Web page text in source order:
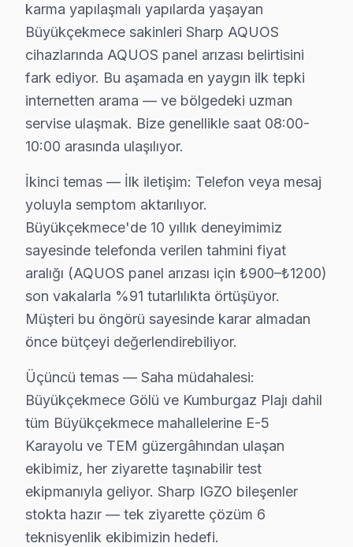
Sırtköy Mahallesi’nde yaşayanlar için Sharp panel
Türkoba'da Sharp TV Servisi
Türkoba Mahallesi’ndeki TV kullanıcıları, Sharp
Ulus'ta Sharp TV Servisi
Ulus Mahallesi’nde bu cihaz televizyon teknisyenleri
Yenimahalle'de Sharp TV Servisi
Yenimahalle Mahallesi'nde Sharp televizyon
Yeşilbağlar'da Sharp TV Servisi
Yeşilbağlar Mahallesi'nde Sharp set tamir hizmeti
Sharp Parça Temini ve Maliyet Gerçekleri
Büyükçekmece'de Sharp TV tamiri söz konusu
Anakart tamiri, model serisine göre değişiklik
Yazılım veya firmware güncellemeleri ise daha
Neden Fabrika Servis?
Herhangi bir Sharp arızasında önce telefon
Üstelik tüm onarımlarımızda 6 ay garanti sunuyoruz.
Büyükçekmece'de tecrübelerime dayanarak, bu
karma yapılaşmalı yapılarda yaşayan
Büyükçekmece sakinleri Sharp AQUOS
cihazlarında AQUOS panel arızası belirtisini
fark ediyor. Bu aşamada en yaygın ilk tepki
internetten arama — ve bölgedeki uzman
servise ulaşmak. Bize genellikle saat 08:00-
10:00 arasında ulaşılıyor.
İkinci temas — İlk iletişim: Telefon veya mesaj
yoluyla semptom aktarılıyor.
Büyükçekmece'de 10 yıllık deneyimimiz
sayesinde telefonda verilen tahmini fiyat
aralığı (AQUOS panel arızası için ₺900–₺1200)
son vakalarla %91 tutarlılıkta örtüşüyor.
Müşteri bu öngörü sayesinde karar almadan
önce bütçeyi değerlendirebiliyor.
Üçüncü temas — Saha müdahalesi:
Büyükçekmece Gölü ve Kumburgaz Plajı dahil
tüm Büyükçekmece mahallelerine E-5
Karayolu ve TEM güzergâhından ulaşan
ekibimiz, her ziyarette taşınabilir test
ekipmanıyla geliyor. Sharp IGZO bileşenler
stokta hazır — tek ziyarette çözüm 6
teknisyenlik ekibimizin hedefi.